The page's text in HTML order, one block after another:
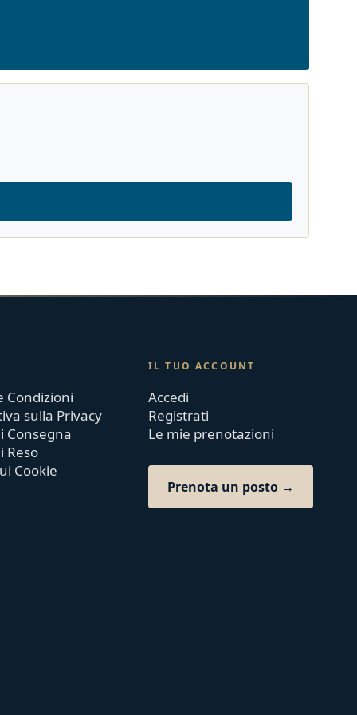
Condizioni
sulla Privacy
Consegna
Reso
Cookie
IL TUO ACCOUNT
Accedi
Registrati
Le mie prenotazioni
Prenota un posto →